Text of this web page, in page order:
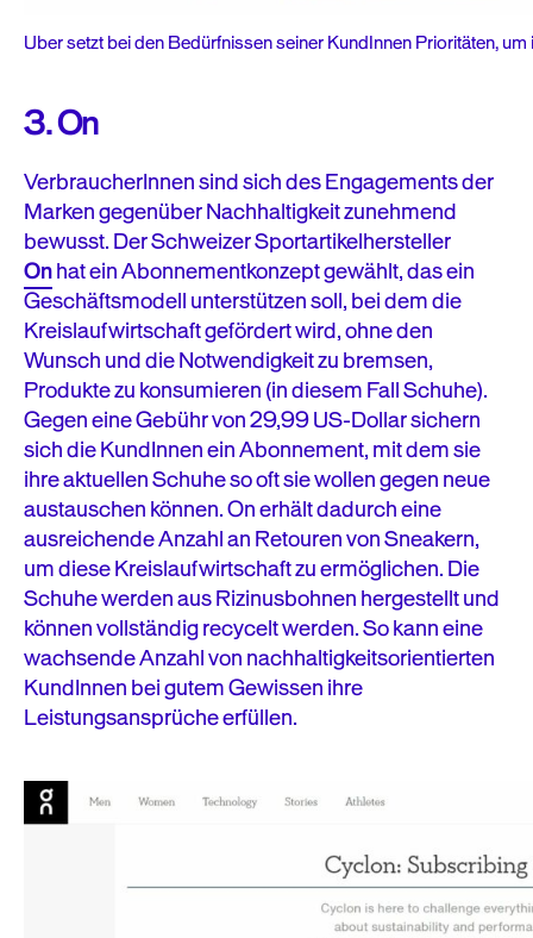
Uber setzt bei den Bedürfnissen seiner KundInnen Prioritäten,
3. On
VerbraucherInnen sind sich des Engagements der
Marken gegenüber Nachhaltigkeit zunehmend
bewusst. Der Schweizer Sportartikelhersteller
Onhat ein Abonnementkonzept gewählt, das ein
Geschäftsmodell unterstützen soll, bei dem die
Kreislaufwirtschaft gefördert wird, ohne den
Wunsch und die Notwendigkeit zu bremsen,
Produkte zu konsumieren (in diesem Fall Schuhe).
Gegen eine Gebühr von 29,99 US-Dollar sichern
sich die KundInnen ein Abonnement, mit dem sie
ihre aktuellen Schuhe so oft sie wollen gegen neue
austauschen können. On erhält dadurch eine
ausreichende Anzahl an Retouren von Sneakern,
um diese Kreislaufwirtschaft zu ermöglichen. Die
Schuhe werden aus Rizinusbohnen hergestellt und
können vollständig recycelt werden. So kann eine
wachsende Anzahl von nachhaltigkeitsorientierten
KundInnen bei gutem Gewissen ihre
Leistungsansprüche erfüllen.